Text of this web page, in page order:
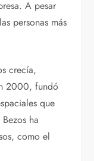
A pesar
personas más
crecía,
2000, fundó
que
ha
como el